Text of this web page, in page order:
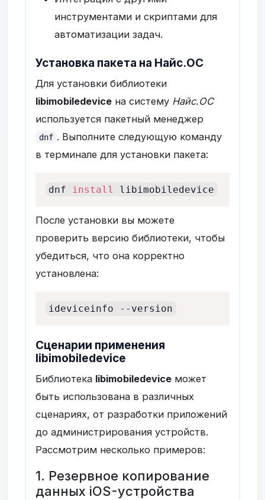
инструментами и скриптами для
автоматизации задач.
Установка пакета на Найс.ОС
Для установки библиотеки
libimobiledevice на систему Найс.ОС
используется пакетный менеджер
dnf . Выполните следующую команду
в терминале для установки пакета:
dnf install libimobiledevice
После установки вы можете
проверить версию библиотеки, чтобы
убедиться, что она корректно
установлена:
ideviceinfo --version
Сценарии применения
libimobiledevice
Библиотека libimobiledevice может
быть использована в различных
сценариях, от разработки приложений
до администрирования устройств.
Рассмотрим несколько примеров:
1. Резервное копирование
данных iOS-устройства